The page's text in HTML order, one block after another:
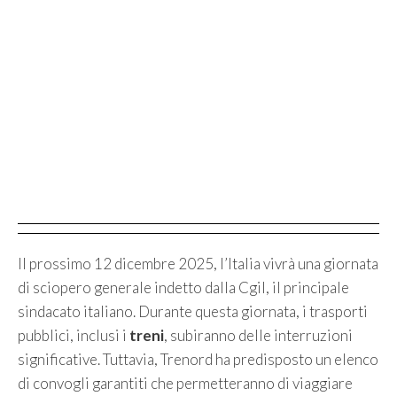
Il prossimo 12 dicembre 2025, l’Italia vivrà una giornata
di sciopero generale indetto dalla Cgil, il principale
sindacato italiano. Durante questa giornata, i trasporti
pubblici, inclusi i treni, subiranno delle interruzioni
significative. Tuttavia, Trenord ha predisposto un elenco
di convogli garantiti che permetteranno di viaggiare